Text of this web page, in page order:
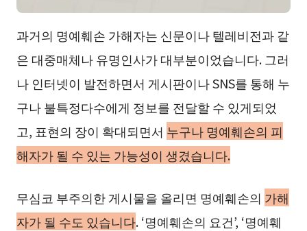
과거의 명예훼손 가해자는 신문이나 텔레비전과 같
은 대중매체나 유명인사가 대부분이었습니다. 그러
나 인터넷이 발전하면서 게시판이나 SNS를 통해 누
구나 불특정다수에게 정보를 전달할 수 있게되었
고, 표현의 장이 확대되면서 누구나 명예훼손의 피
해자가 될 수 있는 가능성이 생겼습니다.
무심코 부주의한 게시물을 올리면 명예훼손의 가해
자가 될 수도 있습니다. ‘명예훼손의 요건’, ‘명예훼